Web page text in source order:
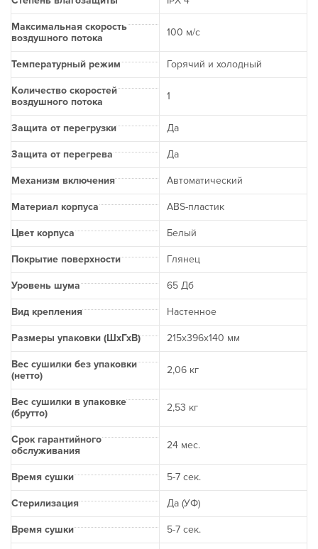
Максимальная скорость
воздушного потока
100 м/с
Температурный режим Горячий и холодный
Количество скоростей
воздушного потока
1
Защита от перегрузки Да
Защита от перегрева Да
Механизм включения Автоматический
Материал корпуса ABS-пластик
Цвет корпуса Белый
Покрытие поверхности Глянец
Уровень шума 65 Дб
Вид крепления Настенное
Размеры упаковки (ШхГхВ) 215х396х140 мм
Вес сушилки без упаковки
(нетто)
2,06 кг
Вес сушилки в упаковке
(брутто)
2,53 кг
Срок гарантийного
обслуживания
24 мес.
Время сушки 5-7 сек.
Стерилизация Да (УФ)
Время сушки 5-7 сек.